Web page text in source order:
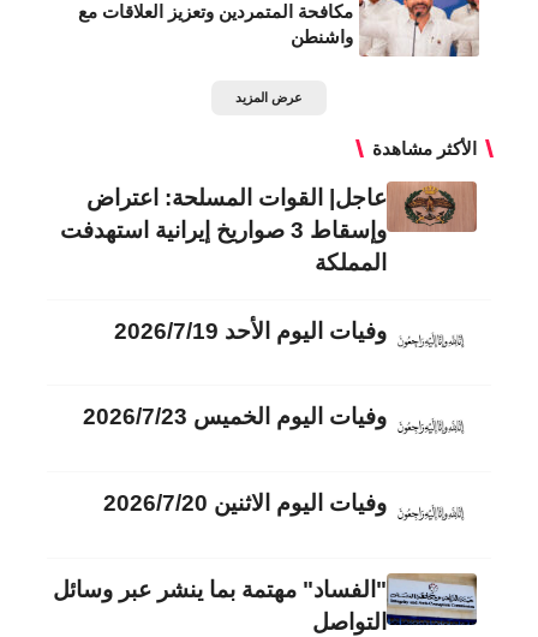
مكافحة المتمردين وتعزيز العلاقات مع
واشنطن
عرض المزيد
الأكثر مشاهدة
عاجل| القوات المسلحة: اعتراض
وإسقاط 3 صواريخ إيرانية استهدفت
المملكة
وفيات اليوم الأحد 2026/7/19
وفيات اليوم الخميس 2026/7/23
وفيات اليوم الاثنين 2026/7/20
"الفساد" مهتمة بما ينشر عبر وسائل
التواصل